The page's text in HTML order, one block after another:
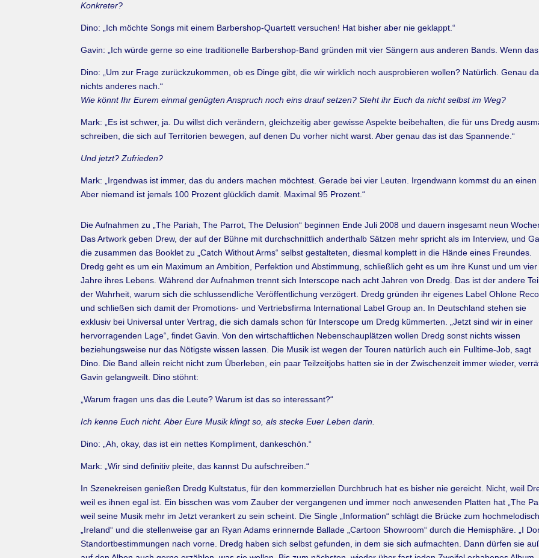
Konkreter?
Dino: „Ich möchte Songs mit einem Barbershop-Quartett versuchen! Hat bisher aber nie geklappt.“
Gavin: „Ich würde gerne so eine traditionelle Barbershop-Band gründen mit vier Sängern aus anderen Bands. Wenn
Dino: „Um zur Frage zurückzukommen, ob es Dinge gibt, die wir wirklich noch ausprobieren wollen? Natürlich. Genau
nichts anderes nach.“
Wie könnt Ihr Eurem einmal genügten Anspruch noch eins drauf setzen? Steht ihr Euch da nicht selbst im Weg?
Mark: „Es ist schwer, ja. Du willst dich verändern, gleichzeitig aber gewisse Aspekte beibehalten, die für uns Dredg
schreiben, die sich auf Territorien bewegen, auf denen Du vorher nicht warst. Aber genau das ist das Spannende.“
Und jetzt? Zufrieden?
Mark: „Irgendwas ist immer, das du anders machen möchtest. Gerade bei vier Leuten. Irgendwann kommst du an
Aber niemand ist jemals 100 Prozent glücklich damit. Maximal 95 Prozent.“
Die Aufnahmen zu „The Pariah, The Parrot, The Delusion“ beginnen Ende Juli 2008 und dauern insgesamt neun
Das Artwork geben Drew, der auf der Bühne mit durchschnittlich anderthalb Sätzen mehr spricht als im Interview, und
die zusammen das Booklet zu „Catch Without Arms“ selbst gestalteten, diesmal komplett in die Hände eines Freundes.
Dredg geht es um ein Maximum an Ambition, Perfektion und Abstimmung, schließlich geht es um ihre Kunst und um vier
Jahre ihres Lebens. Während der Aufnahmen trennt sich Interscope nach acht Jahren von Dredg. Das ist der andere
der Wahrheit, warum sich die schlussendliche Veröffentlichung verzögert. Dredg gründen ihr eigenes Label Ohlone
und schließen sich damit der Promotions- und Vertriebsfirma International Label Group an. In Deutschland stehen sie
exklusiv bei Universal unter Vertrag, die sich damals schon für Interscope um Dredg kümmerten. „Jetzt sind wir in einer
hervorragenden Lage“, findet Gavin. Von den wirtschaftlichen Nebenschauplätzen wollen Dredg sonst nichts wissen
beziehungsweise nur das Nötigste wissen lassen. Die Musik ist wegen der Touren natürlich auch ein Fulltime-Job, sagt
Dino. Die Band allein reicht nicht zum Überleben, ein paar Teilzeitjobs hatten sie in der Zwischenzeit immer wieder,
Gavin gelangweilt. Dino stöhnt:
„Warum fragen uns das die Leute? Warum ist das so interessant?“
Ich kenne Euch nicht. Aber Eure Musik klingt so, als stecke Euer Leben darin.
Dino: „Ah, okay, das ist ein nettes Kompliment, dankeschön.“
Mark: „Wir sind definitiv pleite, das kannst Du aufschreiben.“
In Szenekreisen genießen Dredg Kultstatus, für den kommerziellen Durchbruch hat es bisher nie gereicht. Nicht, weil
weil es ihnen egal ist. Ein bisschen was vom Zauber der vergangenen und immer noch anwesenden Platten hat „The
weil seine Musik mehr im Jetzt verankert zu sein scheint. Die Single „Information“ schlägt die Brücke zum
„Ireland“ und die stellenweise gar an Ryan Adams erinnernde Ballade „Cartoon Showroom“ durch die Hemisphäre. „I
Standortbestimmungen nach vorne. Dredg haben sich selbst gefunden, in dem sie sich aufmachten. Dann dürfen sie